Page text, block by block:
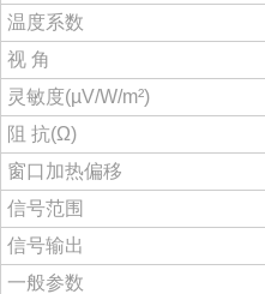
温度系数
视 角
灵敏度(µV/W/m²)
阻 抗(Ω)
窗口加热偏移
信号范围
信号输出
一般参数